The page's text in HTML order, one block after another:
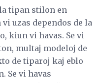
tipan stilon en
uzas dependos de la
kiun vi havas. Se vi
multaj modeloj de
de tiparoj kaj eblo
Se vi havas